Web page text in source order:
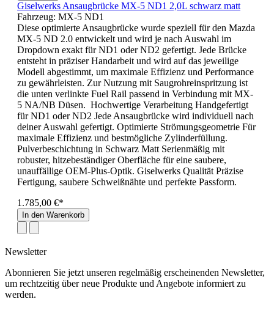
Giselwerks Ansaugbrücke MX-5 ND1 2,0L schwarz matt
Fahrzeug: MX-5 ND1
Diese optimierte Ansaugbrücke wurde speziell für den Mazda
MX‑5 ND 2.0 entwickelt und wird je nach Auswahl im
Dropdown exakt für ND1 oder ND2 gefertigt. Jede Brücke
entsteht in präziser Handarbeit und wird auf das jeweilige
Modell abgestimmt, um maximale Effizienz und Performance
zu gewährleisten. Zur Nutzung mit Saugrohreinspritzung ist
die unten verlinkte Fuel Rail passend in Verbindung mit MX-
5 NA/NB Düsen. Hochwertige Verarbeitung Handgefertigt
für ND1 oder ND2 Jede Ansaugbrücke wird individuell nach
deiner Auswahl gefertigt. Optimierte Strömungsgeometrie Für
maximale Effizienz und bestmögliche Zylinderfüllung.
Pulverbeschichtung in Schwarz Matt Serienmäßig mit
robuster, hitzebeständiger Oberfläche für eine saubere,
unauffällige OEM‑Plus‑Optik. Giselwerks Qualität Präzise
Fertigung, saubere Schweißnähte und perfekte Passform.
1.785,00 €*
In den Warenkorb
Newsletter
Abonnieren Sie jetzt unseren regelmäßig erscheinenden Newsletter,
um rechtzeitig über neue Produkte und Angebote informiert zu
werden.